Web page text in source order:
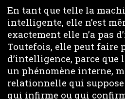
En tant que telle la
intelligente, elle n’est
exactement elle n’a pas
Toutefois, elle peut faire
d’intelligence, parce que
un phénomène interne,
relationnelle qui
qui infirme ou qui